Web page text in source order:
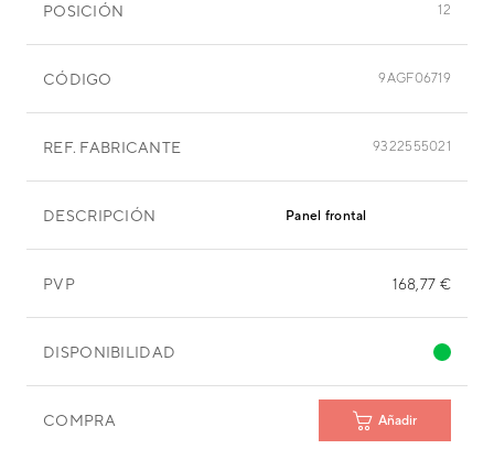
POSICIÓN 12
CÓDIGO 9AGF06719
REF. FABRICANTE 9322555021
DESCRIPCIÓN Panel frontal
PVP 168,77 €
DISPONIBILIDAD
COMPRA Añadir